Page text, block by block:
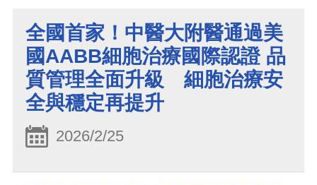
全國首家！中醫大附醫通過美
國AABB細胞治療國際認證 品
質管理全面升級 細胞治療安
全與穩定再提升
2026/2/25